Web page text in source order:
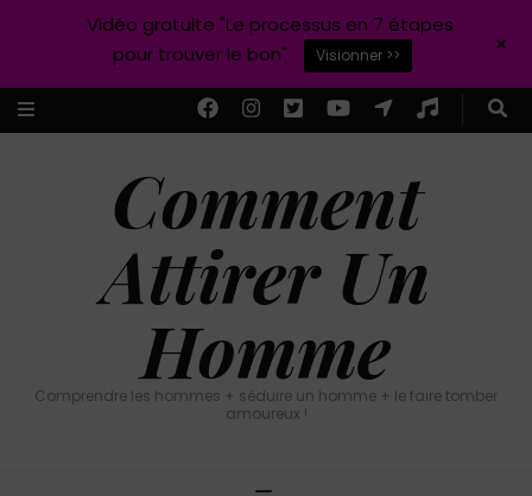
Comment
Attirer Un
Homme
Comprendre les hommes + séduire un homme + le faire tomber
amoureux !
Vidéo gratuite "Le processus en 7 étapes
pour trouver le bon"
Visionner >> +